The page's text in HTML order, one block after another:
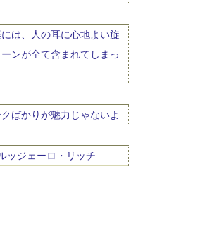
は、人の耳に心地よい旋
ンが全て含まれてしまっ
ばかりが魅力じゃないよ
ッジェーロ・リッチ